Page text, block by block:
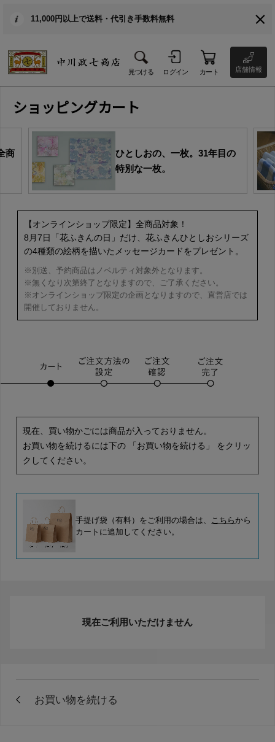
11,000円以上で送料・代引き手数料無料
見つける ログイン カート 店舗情報
ショッピングカート
商
ひとしおの、一枚。31年目の
特別な一枚。
【オンラインショップ限定】全商品対象！
8月7日「花ふきんの日」だけ、花ふきんひとしおシリーズ
の4種類の絵柄を描いたメッセージカードをプレゼント。
※別送、予約商品はノベルティ対象外となります。
※無くなり次第終了となりますので、ご了承ください。
※オンラインショップ限定の企画となりますので、直営店では
開催しておりません。
現在、買い物かごには商品が入っておりません。
お買い物を続けるには下の 「お買い物を続ける」 をクリッ
クしてください。
手提げ袋（有料）をご利用の場合は、 こちらから
カートに追加してください。
現在ご利用いただけません